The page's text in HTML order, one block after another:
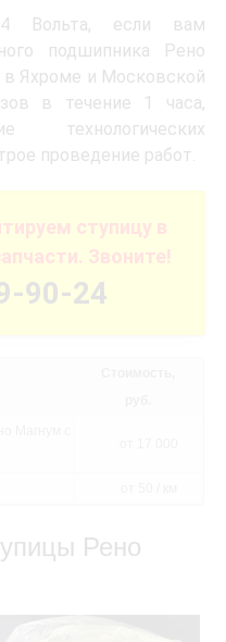
Вольта, если вам
подшипника Рено
Яхроме и Московской
в течение 1 часа,
технологических
проведение работ.
ступицу в
Звоните!
90-24
Рено